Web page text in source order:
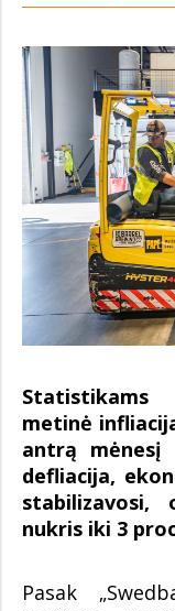
Statistikams
metinė
antrą mėnesį
defliacija,
nukris iki 3
Pasak